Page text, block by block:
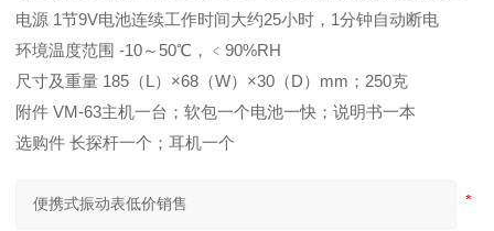
电源 1节9V电池连续工作时间大约25小时，1分钟自动断电
环境温度范围 -10～50℃，﹤90%RH
尺寸及重量 185（L）×68（W）×30（D）mm；250克
附件 VM-63主机一台；软包一个电池一快；说明书一本
选购件 长探杆一个；耳机一个